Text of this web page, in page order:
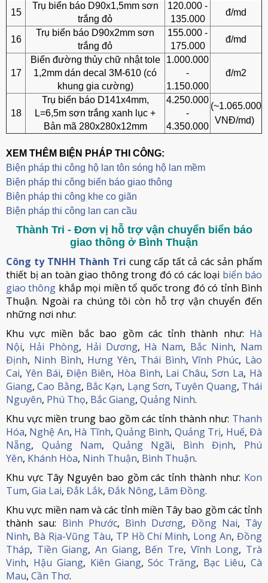
15
Trụ biển báo D90x1,5mm sơn
trắng đỏ
120.000 -
135.000
đ/md
16
Trụ biển báo D90x2mm sơn
trắng đỏ
155.000 -
175.000
đ/md
17
Biển đường thủy chữ nhật tole
1,2mm dán decal 3M-610 (có
khung gia cường)
1.000.000
-
1.150.000
đ/m2
18
Trụ biển báo D141x4mm,
L=6,5m sơn trắng xanh lục +
Bản mã 280x280x12mm
4.250.000
-
4.350.000
(~1.065.000
VNĐ/md)
XEM THÊM BIỆN PHÁP THI CÔNG:
Biện pháp thi công hộ lan tôn sóng hộ lan mềm
Biện pháp thi công biển báo giao thông
Biện pháp thi công khe co giãn
Biện pháp thi công lan can cầu
Thành Tri - Đơn vị hỗ trợ vận chuyển biển báo
giao thông ở Bình Thuận
Công ty TNHH Thành Tri cung cấp tất cả các sản phẩm
thiết bị an toàn giao thông trong đó có các loại biển báo
giao thông khắp mọi miền tổ quốc trong đó có tỉnh Bình
Thuận. Ngoài ra chúng tôi còn hỗ trợ vận chuyển đến
những nơi như:
Khu vực miền bắc bao gồm các tỉnh thành như: Hà
Nội, Hải Phòng, Hải Dương, Hà Nam, Bắc Ninh, Nam
Định, Ninh Bình, Hưng Yên, Thái Bình,Vĩnh Phúc, Lào
Cai, Yên Bái, Điện Biên, Hòa Bình, Lai Châu,Sơn La, Hà
Giang,Cao Bằng, Bắc Kạn, Lạng Sơn, Tuyên Quang, Thái
Nguyên, Phú Thọ, Bắc Giang, Quảng Ninh.
Khu vực miền trung bao gồm các tỉnh thành như: Thanh
Hóa, Nghệ An, Hà Tĩnh,Quảng Bình, Quảng Trị, Huế,Đà
Nẵng, Quảng Nam, Quảng Ngãi, Bình Định, Phú
Yên, Khánh Hòa, Ninh Thuận, Bình Thuận.
Khu vực Tây Nguyên bao gồm các tỉnh thành như: Kon
Tum, Gia Lai, Đắk Lắk, Đắk Nông, Lâm Đồng.
Khu vực miền nam và các tỉnh miền Tây bao gồm các tỉnh
thành sau: Bình Phước, Bình Dương, Đồng Nai, Tây
Ninh, Bà Rịa-Vũng Tàu, TP Hồ Chí Minh, Long An,Đồng
Tháp, Tiền Giang,An Giang, Bến Tre, Vĩnh Long, Trà
Vinh, Hậu Giang, Kiên Giang,Sóc Trăng, Bạc Liêu,Cà
Mau, Cần Thơ.